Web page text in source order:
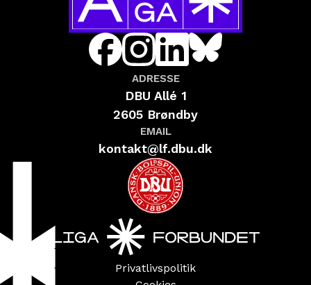
ADRESSE
DBU Allé 1
2605 Brøndby
EMAIL
kontakt@lf.dbu.dk
Privatlivspolitik